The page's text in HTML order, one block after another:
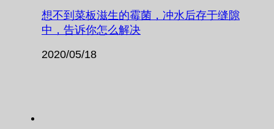
想不到菜板滋生的霉菌，冲水后存于缝隙
中，告诉你怎么解决
2020/05/18